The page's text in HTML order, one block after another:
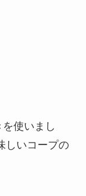
使いまし
しいコープの